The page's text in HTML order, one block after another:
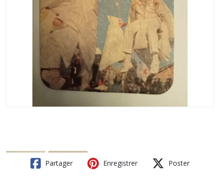
Partager Enregistrer Poster